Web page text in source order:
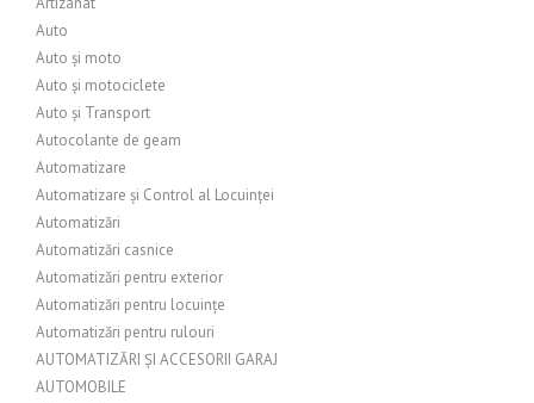
Auto
Auto și moto
Auto și motociclete
Auto și Transport
Autocolante de geam
Automatizare
Automatizare și Control al Locuinței
Automatizări
Automatizări casnice
Automatizări pentru exterior
Automatizări pentru locuințe
Automatizări pentru rulouri
AUTOMATIZĂRI ȘI ACCESORII GARAJ
AUTOMOBILE